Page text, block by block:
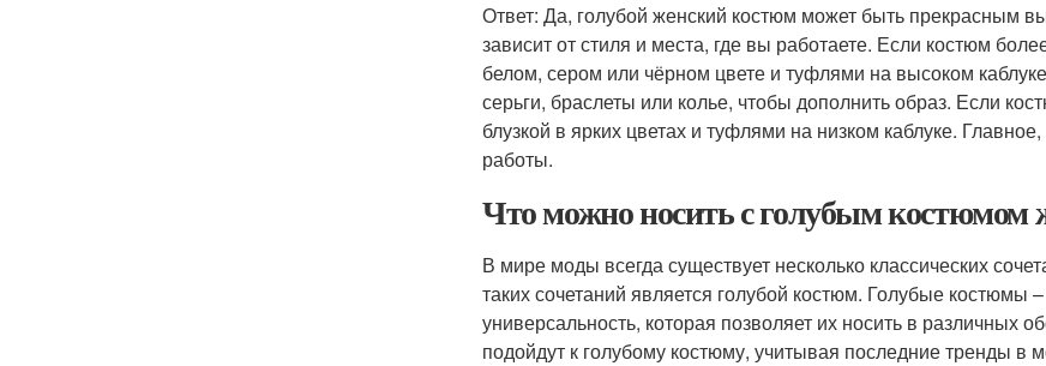
Ответ: Да, голубой женский костюм может быть прекрасным
зависит от стиля и места, где вы работаете. Если костюм
белом, сером или чёрном цвете и туфлями на высоком
серьги, браслеты или колье, чтобы дополнить образ. Если
блузкой в ярких цветах и туфлями на низком каблуке.
работы.
Что можно носить с голубым костюмом
В мире моды всегда существует несколько классических
таких сочетаний является голубой костюм. Голубые костюмы
универсальность, которая позволяет их носить в различных
подойдут к голубому костюму, учитывая последние тренды в